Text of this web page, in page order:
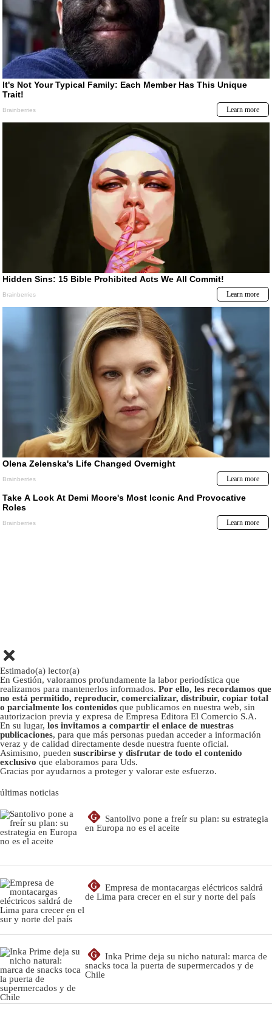
Estimado(a) lector(a)
En Gestión, valoramos profundamente la labor periodística que
realizamos para mantenerlos informados. Por ello, les recordamos que
no está permitido, reproducir, comercializar, distribuir, copiar total
o parcialmente los contenidos que publicamos en nuestra web, sin
autorizacion previa y expresa de Empresa Editora El Comercio S.A.
En su lugar, los invitamos a compartir el enlace de nuestras
publicaciones, para que más personas puedan acceder a información
veraz y de calidad directamente desde nuestra fuente oficial.
Asimismo, pueden suscribirse y disfrutar de todo el contenido
exclusivo que elaboramos para Uds.
Gracias por ayudarnos a proteger y valorar este esfuerzo.
últimas noticias
G
Santolivo pone a freír su plan: su estrategia
en Europa no es el aceite
G
Empresa de montacargas eléctricos saldrá
de Lima para crecer en el sur y norte del país
G
Inka Prime deja su nicho natural: marca de
snacks toca la puerta de supermercados y de
Chile